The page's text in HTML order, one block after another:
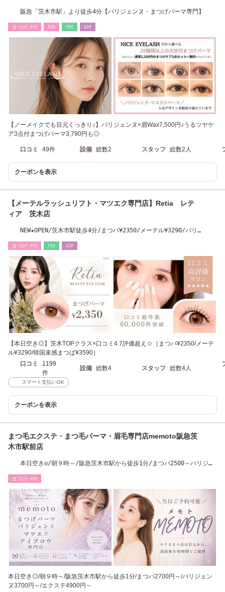
阪急「茨木市駅」より徒歩4分【パリジェンヌ・まつげパーマ専門】
まつげ･ﾒｲｸ ﾈｲﾙ ﾘﾗｸ ｴｽﾃ
【ノーメイクでも目元くっきり♪】パリジェンヌ×眉Wax7,500円♪うるツヤケ
ア3点付まつげパーマ3,790円も◎
口コミ 49件 設備 総数2 スタッフ 総数2人
クーポンを表示
【メーテルラッシュリフト・マツエク専門店】Retia レテ
ィア 茨木店
NEW★OPEN/茨木市駅徒歩4分/まつパ¥2350/メーテル¥3290/パリ
まつげ･ﾒｲｸ ﾘﾗｸ ｴｽﾃ
【本日空き◎】茨木TOPクラス×口コミ4.7評価超え☆［まつパ¥2350/メーテ
ル¥3290/韓国束感まつぱ¥3590］
口コミ
1199
件
設備 総数4 スタッフ 総数4人
スマート支払いOK
クーポンを表示
まつ毛エクステ・まつ毛パーマ・眉毛専門店memoto阪急茨
木市駅前店
本日空き◎/朝９時～/阪急茨木市駅から徒歩1分/まつパ2500～パリジェ
まつげ･ﾒｲｸ
本日空き◎/朝９時～/阪急茨木市駅から徒歩1分/まつパ2700円～/パリジェン
ヌ3700円～/エクステ4900円～